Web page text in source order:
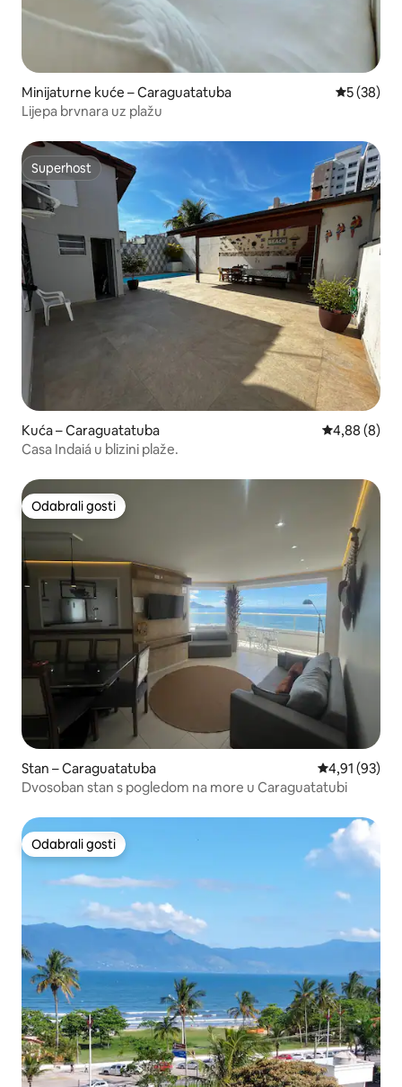
Minijaturne kuće – Caraguatatuba Prosječna
5 (38)
Lijepa brvnara uz plažu
Superhost
Superhost
Kuća – Caraguatatuba Prosječna
4,88 (8)
Casa Indaiá u blizini plaže.
Odabrali gosti
Odabrali gosti
Stan – Caraguatatuba Prosječna
4,91 (93)
Dvosoban stan s pogledom na more u Caraguatatubi
Odabrali gosti
Odabrali gosti